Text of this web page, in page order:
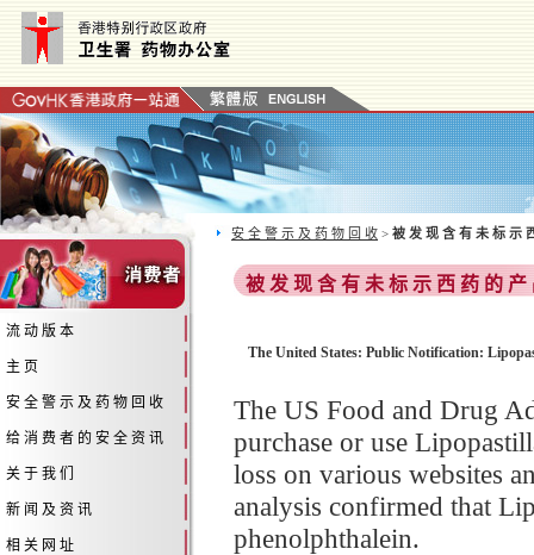
流 动 版 本
主 页
安 全 警 示 及 药 物 回 收
给 消 费 者 的 安 全 资 讯
关 于 我 们
新 闻 及 资 讯
相 关 网 址
安 全 警 示 及 药 物 回 收 > 被 发 现 含 有 未 标 示
被 发 现 含 有 未 标 示 西 药 的 产
The United States: Public Notification:
The US Food and Drug
purchase or use
loss on various websites
analysis confirmed that
phenolphthalein.